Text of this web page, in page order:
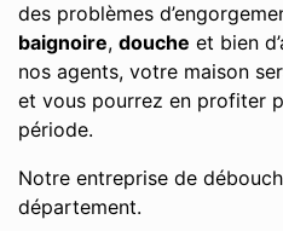
des problèmes
baignoire, douche et bien
nos agents, votre maison
et vous pourrez en profiter
période.
Notre entreprise de
département.